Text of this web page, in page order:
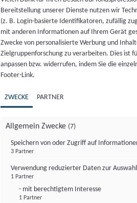
Bereitstellung unserer Dienste nutzen wir
(z. B. Login-basierte Identifikatoren, zufällig
mit anderen Informationen auf Ihrem Gerät
Zwecke von personalisierte Werbung und
Zielgruppenforschung zu verarbeiten. Dies ist
anpassen bzw. widerrufen, indem Sie die
Footer-Link.
ZWECKE PARTNER
Allgemein Zwecke (7)
Speichern von oder Zugriff auf
3 Partner
Verwendung reduzierter Daten zur
1 Partner
- mit berechtigtem Interesse
1 Partner